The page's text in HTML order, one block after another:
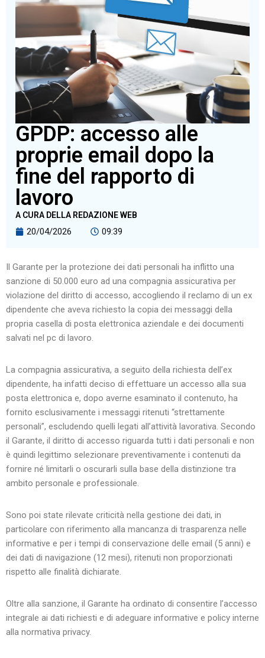
GPDP: accesso alle
proprie email dopo la
fine del rapporto di
lavoro
A CURA DELLA REDAZIONE WEB
20/04/2026 09:39
Il Garante per la protezione dei dati personali ha inflitto una
sanzione di 50.000 euro ad una compagnia assicurativa per
violazione del diritto di accesso, accogliendo il reclamo di un ex
dipendente che aveva richiesto la copia dei messaggi della
propria casella di posta elettronica aziendale e dei documenti
salvati nel pc di lavoro.
La compagnia assicurativa, a seguito della richiesta dell’ex
dipendente, ha infatti deciso di effettuare un accesso alla sua
posta elettronica e, dopo averne esaminato il contenuto, ha
fornito esclusivamente i messaggi ritenuti “strettamente
personali”, escludendo quelli legati all’attività lavorativa. Secondo
il Garante, il diritto di accesso riguarda tutti i dati personali e non
è quindi legittimo selezionare preventivamente i contenuti da
fornire né limitarli o oscurarli sulla base della distinzione tra
ambito personale e professionale.
Sono poi state rilevate criticità nella gestione dei dati, in
particolare con riferimento alla mancanza di trasparenza nelle
informative e per i tempi di conservazione delle email (5 anni) e
dei dati di navigazione (12 mesi), ritenuti non proporzionati
rispetto alle finalità dichiarate.
Oltre alla sanzione, il Garante ha ordinato di consentire l’accesso
integrale ai dati richiesti e di adeguare informative e policy interne
alla normativa privacy.